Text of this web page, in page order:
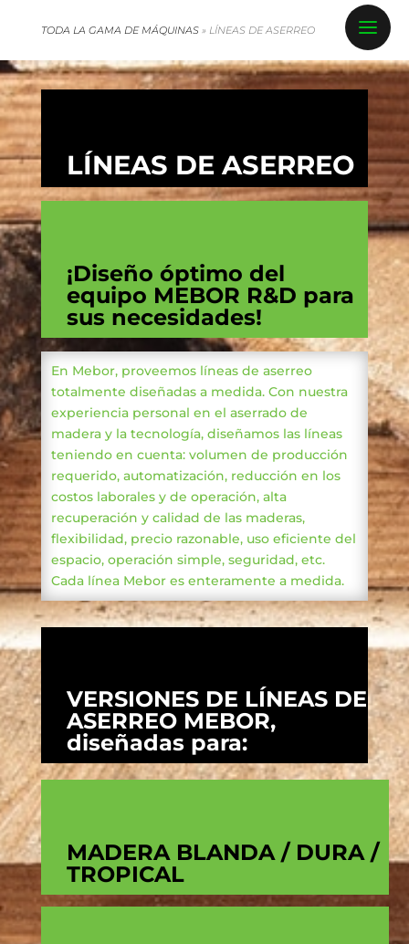
TODA LA GAMA DE MÁQUINAS» LÍNEAS DE ASERREO
LÍNEAS DE ASERREO
¡Diseño óptimo del
equipo MEBOR R&D para
sus necesidades!
En Mebor, proveemos líneas de aserreo
totalmente diseñadas a medida. Con nuestra
experiencia personal en el aserrado de
madera y la tecnología, diseñamos las líneas
teniendo en cuenta: volumen de producción
requerido, automatización, reducción en los
costos laborales y de operación, alta
recuperación y calidad de las maderas,
flexibilidad, precio razonable, uso eficiente del
espacio, operación simple, seguridad, etc.
Cada línea Mebor es enteramente a medida.
VERSIONES DE LÍNEAS DE
ASERREO MEBOR,
diseñadas para:
MADERA BLANDA / DURA /
TROPICAL